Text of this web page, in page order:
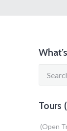
Tours
(Open